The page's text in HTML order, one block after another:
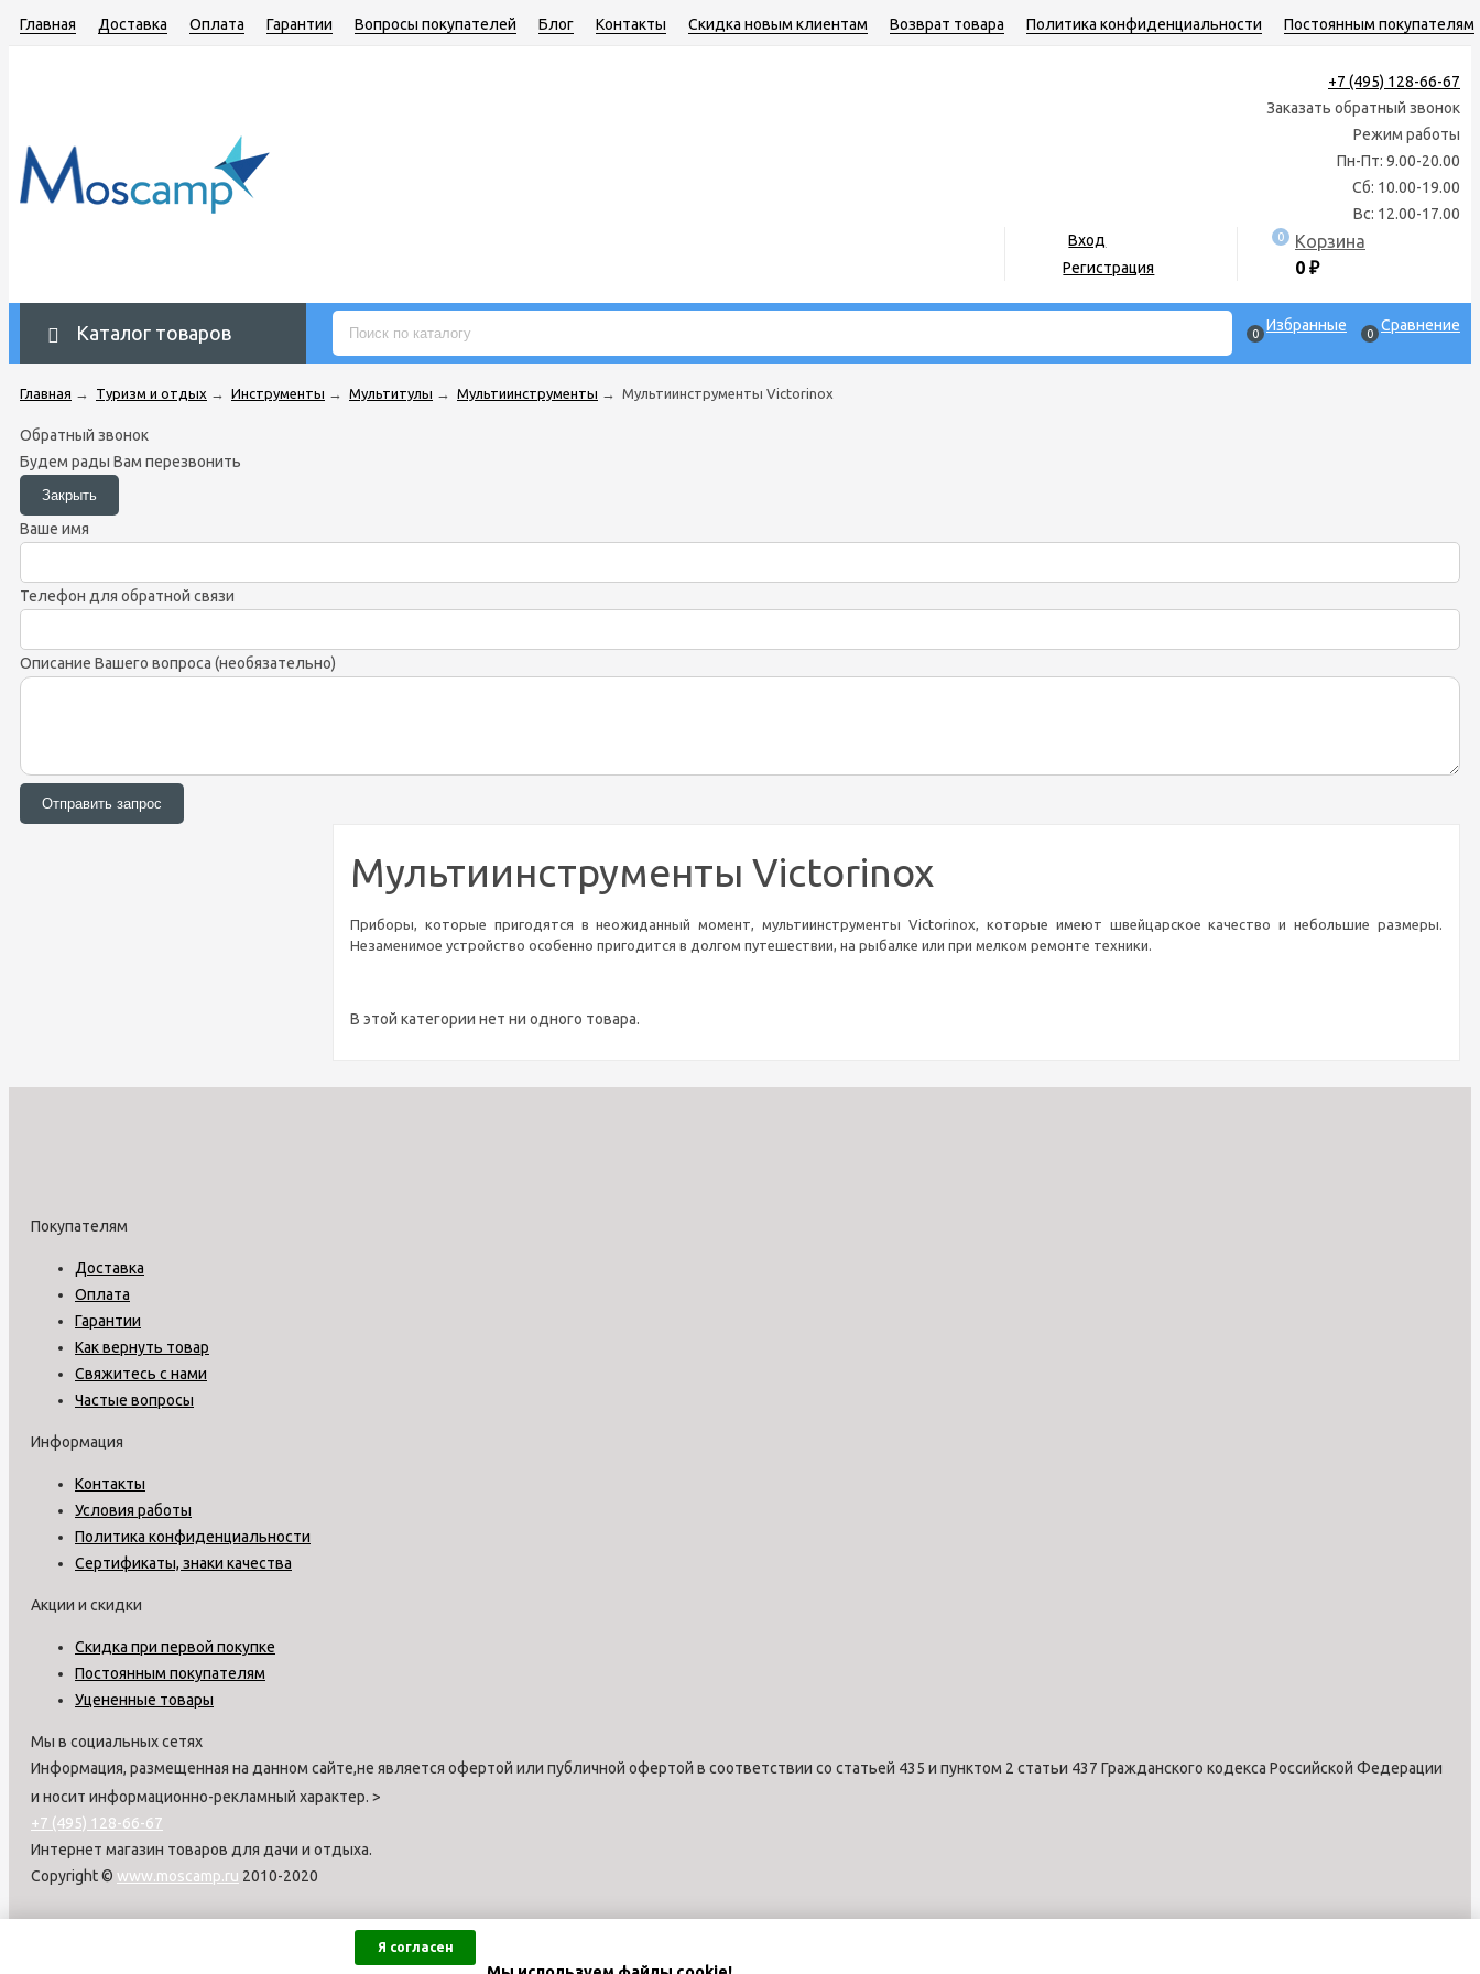
Я согласен
Главная Доставка Оплата Гарантии Вопросы покупателей Блог Контакты Скидка новым клиентам Возврат товара Политика конфиденциальности Постоянным покупателям
+7 (495) 128-66-67
Заказать обратный звонок
Режим работы
Пн-Пт: 9.00-20.00
Сб: 10.00-19.00
Вс: 12.00-17.00
Вход
Регистрация
0
Корзина
0 ₽
Каталог товаров 0 Избранные 0 Сравнение
Главная → Туризм и отдых → Инструменты → Мультитулы → Мультиинструменты → Мультиинструменты Victorinox
Обратный звонок
Будем рады Вам перезвонить
Ваше имя
Телефон для обратной связи
Описание Вашего вопроса (необязательно)
Мультиинструменты Victorinox
Приборы, которые пригодятся в неожиданный момент, мультиинструменты Victorinox, которые имеют швейцарское качество и небольшие размеры.
Незаменимое устройство особенно пригодится в долгом путешествии, на рыбалке или при мелком ремонте техники.
В этой категории нет ни одного товара.
Покупателям
Доставка
Оплата
Гарантии
Как вернуть товар
Свяжитесь с нами
Частые вопросы
Информация
Контакты
Условия работы
Политика конфиденциальности
Сертификаты, знаки качества
Акции и скидки
Скидка при первой покупке
Постоянным покупателям
Уцененные товары
Мы в социальных сетях
Информация, размещенная на данном сайте,не является офертой или публичной офертой в соответствии со статьей 435 и пунктом 2 статьи 437 Гражданского кодекса Российской Федерации
и носит информационно-рекламный характер. >
+7 (495) 128-66-67
Интернет магазин товаров для дачи и отдыха.
Copyright © www.moscamp.ru 2010-2020